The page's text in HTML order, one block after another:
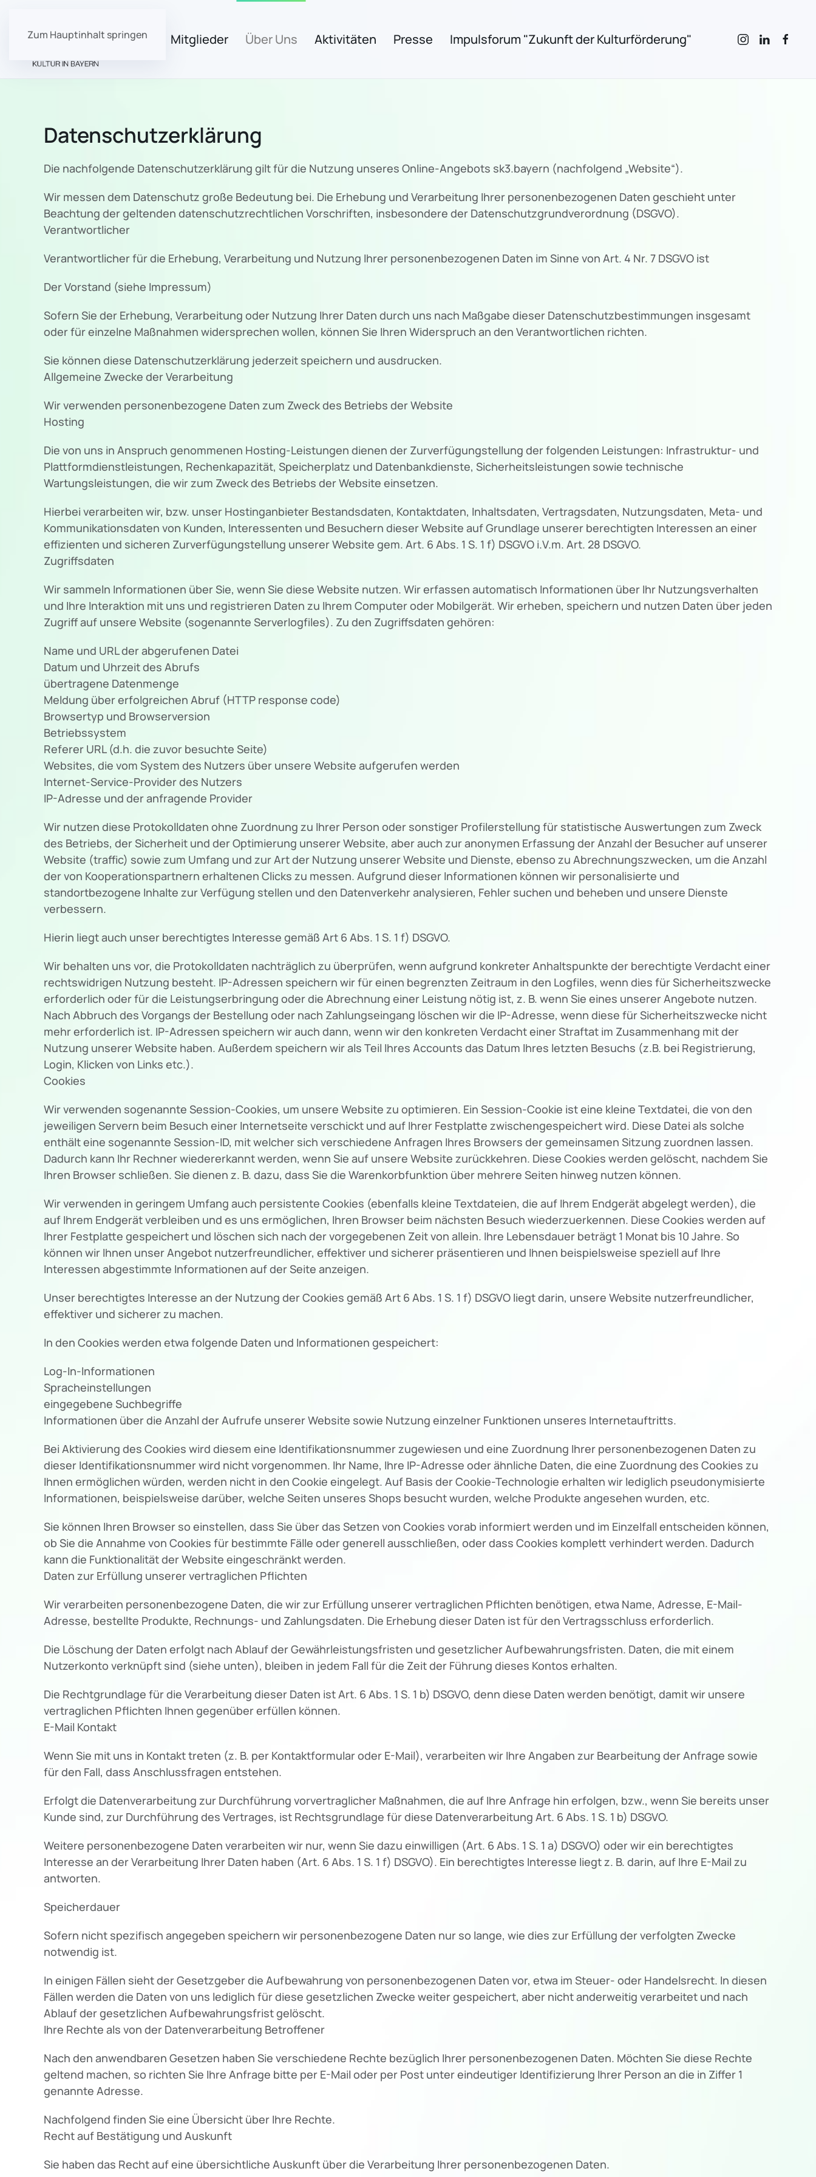
Zum Hauptinhalt springen
Start Mitglieder Über Uns Aktivitäten Presse Impulsforum "Zukunft der Kulturförderung"
Datenschutzerklärung
Die nachfolgende Datenschutzerklärung gilt für die Nutzung unseres Online-Angebots sk3.bayern (nachfolgend „Website“).
Wir messen dem Datenschutz große Bedeutung bei. Die Erhebung und Verarbeitung Ihrer personenbezogenen Daten geschieht unter
Beachtung der geltenden datenschutzrechtlichen Vorschriften, insbesondere der Datenschutzgrundverordnung (DSGVO).
Verantwortlicher
Verantwortlicher für die Erhebung, Verarbeitung und Nutzung Ihrer personenbezogenen Daten im Sinne von Art. 4 Nr. 7 DSGVO ist
Der Vorstand (siehe Impressum)
Sofern Sie der Erhebung, Verarbeitung oder Nutzung Ihrer Daten durch uns nach Maßgabe dieser Datenschutzbestimmungen insgesamt
oder für einzelne Maßnahmen widersprechen wollen, können Sie Ihren Widerspruch an den Verantwortlichen richten.
Sie können diese Datenschutzerklärung jederzeit speichern und ausdrucken.
Allgemeine Zwecke der Verarbeitung
Wir verwenden personenbezogene Daten zum Zweck des Betriebs der Website
Hosting
Die von uns in Anspruch genommenen Hosting-Leistungen dienen der Zurverfügungstellung der folgenden Leistungen: Infrastruktur- und
Plattformdienstleistungen, Rechenkapazität, Speicherplatz und Datenbankdienste, Sicherheitsleistungen sowie technische
Wartungsleistungen, die wir zum Zweck des Betriebs der Website einsetzen.
Hierbei verarbeiten wir, bzw. unser Hostinganbieter Bestandsdaten, Kontaktdaten, Inhaltsdaten, Vertragsdaten, Nutzungsdaten, Meta- und
Kommunikationsdaten von Kunden, Interessenten und Besuchern dieser Website auf Grundlage unserer berechtigten Interessen an einer
effizienten und sicheren Zurverfügungstellung unserer Website gem. Art. 6 Abs. 1 S. 1 f) DSGVO i.V.m. Art. 28 DSGVO.
Zugriffsdaten
Wir sammeln Informationen über Sie, wenn Sie diese Website nutzen. Wir erfassen automatisch Informationen über Ihr Nutzungsverhalten
und Ihre Interaktion mit uns und registrieren Daten zu Ihrem Computer oder Mobilgerät. Wir erheben, speichern und nutzen Daten über jeden
Zugriff auf unsere Website (sogenannte Serverlogfiles). Zu den Zugriffsdaten gehören:
Name und URL der abgerufenen Datei
Datum und Uhrzeit des Abrufs
übertragene Datenmenge
Meldung über erfolgreichen Abruf (HTTP response code)
Browsertyp und Browserversion
Betriebssystem
Referer URL (d.h. die zuvor besuchte Seite)
Websites, die vom System des Nutzers über unsere Website aufgerufen werden
Internet-Service-Provider des Nutzers
IP-Adresse und der anfragende Provider
Wir nutzen diese Protokolldaten ohne Zuordnung zu Ihrer Person oder sonstiger Profilerstellung für statistische Auswertungen zum Zweck
des Betriebs, der Sicherheit und der Optimierung unserer Website, aber auch zur anonymen Erfassung der Anzahl der Besucher auf unserer
Website (traffic) sowie zum Umfang und zur Art der Nutzung unserer Website und Dienste, ebenso zu Abrechnungszwecken, um die Anzahl
der von Kooperationspartnern erhaltenen Clicks zu messen. Aufgrund dieser Informationen können wir personalisierte und
standortbezogene Inhalte zur Verfügung stellen und den Datenverkehr analysieren, Fehler suchen und beheben und unsere Dienste
verbessern.
Hierin liegt auch unser berechtigtes Interesse gemäß Art 6 Abs. 1 S. 1 f) DSGVO.
Wir behalten uns vor, die Protokolldaten nachträglich zu überprüfen, wenn aufgrund konkreter Anhaltspunkte der berechtigte Verdacht einer
rechtswidrigen Nutzung besteht. IP-Adressen speichern wir für einen begrenzten Zeitraum in den Logfiles, wenn dies für Sicherheitszwecke
erforderlich oder für die Leistungserbringung oder die Abrechnung einer Leistung nötig ist, z. B. wenn Sie eines unserer Angebote nutzen.
Nach Abbruch des Vorgangs der Bestellung oder nach Zahlungseingang löschen wir die IP-Adresse, wenn diese für Sicherheitszwecke nicht
mehr erforderlich ist. IP-Adressen speichern wir auch dann, wenn wir den konkreten Verdacht einer Straftat im Zusammenhang mit der
Nutzung unserer Website haben. Außerdem speichern wir als Teil Ihres Accounts das Datum Ihres letzten Besuchs (z.B. bei Registrierung,
Login, Klicken von Links etc.).
Cookies
Wir verwenden sogenannte Session-Cookies, um unsere Website zu optimieren. Ein Session-Cookie ist eine kleine Textdatei, die von den
jeweiligen Servern beim Besuch einer Internetseite verschickt und auf Ihrer Festplatte zwischengespeichert wird. Diese Datei als solche
enthält eine sogenannte Session-ID, mit welcher sich verschiedene Anfragen Ihres Browsers der gemeinsamen Sitzung zuordnen lassen.
Dadurch kann Ihr Rechner wiedererkannt werden, wenn Sie auf unsere Website zurückkehren. Diese Cookies werden gelöscht, nachdem Sie
Ihren Browser schließen. Sie dienen z. B. dazu, dass Sie die Warenkorbfunktion über mehrere Seiten hinweg nutzen können.
Wir verwenden in geringem Umfang auch persistente Cookies (ebenfalls kleine Textdateien, die auf Ihrem Endgerät abgelegt werden), die
auf Ihrem Endgerät verbleiben und es uns ermöglichen, Ihren Browser beim nächsten Besuch wiederzuerkennen. Diese Cookies werden auf
Ihrer Festplatte gespeichert und löschen sich nach der vorgegebenen Zeit von allein. Ihre Lebensdauer beträgt 1 Monat bis 10 Jahre. So
können wir Ihnen unser Angebot nutzerfreundlicher, effektiver und sicherer präsentieren und Ihnen beispielsweise speziell auf Ihre
Interessen abgestimmte Informationen auf der Seite anzeigen.
Unser berechtigtes Interesse an der Nutzung der Cookies gemäß Art 6 Abs. 1 S. 1 f) DSGVO liegt darin, unsere Website nutzerfreundlicher,
effektiver und sicherer zu machen.
In den Cookies werden etwa folgende Daten und Informationen gespeichert:
Log-In-Informationen
Spracheinstellungen
eingegebene Suchbegriffe
Informationen über die Anzahl der Aufrufe unserer Website sowie Nutzung einzelner Funktionen unseres Internetauftritts.
Bei Aktivierung des Cookies wird diesem eine Identifikationsnummer zugewiesen und eine Zuordnung Ihrer personenbezogenen Daten zu
dieser Identifikationsnummer wird nicht vorgenommen. Ihr Name, Ihre IP-Adresse oder ähnliche Daten, die eine Zuordnung des Cookies zu
Ihnen ermöglichen würden, werden nicht in den Cookie eingelegt. Auf Basis der Cookie-Technologie erhalten wir lediglich pseudonymisierte
Informationen, beispielsweise darüber, welche Seiten unseres Shops besucht wurden, welche Produkte angesehen wurden, etc.
Sie können Ihren Browser so einstellen, dass Sie über das Setzen von Cookies vorab informiert werden und im Einzelfall entscheiden können,
ob Sie die Annahme von Cookies für bestimmte Fälle oder generell ausschließen, oder dass Cookies komplett verhindert werden. Dadurch
kann die Funktionalität der Website eingeschränkt werden.
Daten zur Erfüllung unserer vertraglichen Pflichten
Wir verarbeiten personenbezogene Daten, die wir zur Erfüllung unserer vertraglichen Pflichten benötigen, etwa Name, Adresse, E-Mail-
Adresse, bestellte Produkte, Rechnungs- und Zahlungsdaten. Die Erhebung dieser Daten ist für den Vertragsschluss erforderlich.
Die Löschung der Daten erfolgt nach Ablauf der Gewährleistungsfristen und gesetzlicher Aufbewahrungsfristen. Daten, die mit einem
Nutzerkonto verknüpft sind (siehe unten), bleiben in jedem Fall für die Zeit der Führung dieses Kontos erhalten.
Die Rechtgrundlage für die Verarbeitung dieser Daten ist Art. 6 Abs. 1 S. 1 b) DSGVO, denn diese Daten werden benötigt, damit wir unsere
vertraglichen Pflichten Ihnen gegenüber erfüllen können.
E-Mail Kontakt
Wenn Sie mit uns in Kontakt treten (z. B. per Kontaktformular oder E-Mail), verarbeiten wir Ihre Angaben zur Bearbeitung der Anfrage sowie
für den Fall, dass Anschlussfragen entstehen.
Erfolgt die Datenverarbeitung zur Durchführung vorvertraglicher Maßnahmen, die auf Ihre Anfrage hin erfolgen, bzw., wenn Sie bereits unser
Kunde sind, zur Durchführung des Vertrages, ist Rechtsgrundlage für diese Datenverarbeitung Art. 6 Abs. 1 S. 1 b) DSGVO.
Weitere personenbezogene Daten verarbeiten wir nur, wenn Sie dazu einwilligen (Art. 6 Abs. 1 S. 1 a) DSGVO) oder wir ein berechtigtes
Interesse an der Verarbeitung Ihrer Daten haben (Art. 6 Abs. 1 S. 1 f) DSGVO). Ein berechtigtes Interesse liegt z. B. darin, auf Ihre E-Mail zu
antworten.
Speicherdauer
Sofern nicht spezifisch angegeben speichern wir personenbezogene Daten nur so lange, wie dies zur Erfüllung der verfolgten Zwecke
notwendig ist.
In einigen Fällen sieht der Gesetzgeber die Aufbewahrung von personenbezogenen Daten vor, etwa im Steuer- oder Handelsrecht. In diesen
Fällen werden die Daten von uns lediglich für diese gesetzlichen Zwecke weiter gespeichert, aber nicht anderweitig verarbeitet und nach
Ablauf der gesetzlichen Aufbewahrungsfrist gelöscht.
Ihre Rechte als von der Datenverarbeitung Betroffener
Nach den anwendbaren Gesetzen haben Sie verschiedene Rechte bezüglich Ihrer personenbezogenen Daten. Möchten Sie diese Rechte
geltend machen, so richten Sie Ihre Anfrage bitte per E-Mail oder per Post unter eindeutiger Identifizierung Ihrer Person an die in Ziffer 1
genannte Adresse.
Nachfolgend finden Sie eine Übersicht über Ihre Rechte.
Recht auf Bestätigung und Auskunft
Sie haben das Recht auf eine übersichtliche Auskunft über die Verarbeitung Ihrer personenbezogenen Daten.